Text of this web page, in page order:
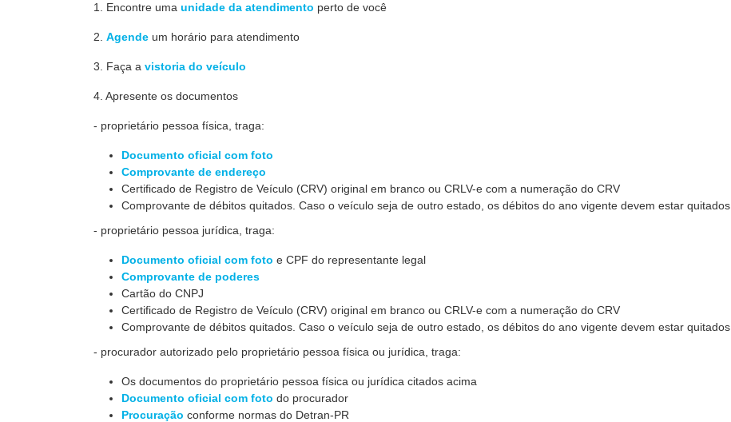
1. Encontre uma unidade da atendimento perto de você
2. Agende um horário para atendimento
3. Faça a vistoria do veículo
4. Apresente os documentos
- proprietário pessoa física, traga:
Documento oficial com foto
Comprovante de endereço
Certificado de Registro de Veículo (CRV) original em branco ou CRLV-e com a numeração do CRV
Comprovante de débitos quitados. Caso o veículo seja de outro estado, os débitos do ano vigente devem estar quitados
- proprietário pessoa jurídica, traga:
Documento oficial com foto e CPF do representante legal
Comprovante de poderes
Cartão do CNPJ
Certificado de Registro de Veículo (CRV) original em branco ou CRLV-e com a numeração do CRV
Comprovante de débitos quitados. Caso o veículo seja de outro estado, os débitos do ano vigente devem estar quitados
- procurador autorizado pelo proprietário pessoa física ou jurídica, traga:
Os documentos do proprietário pessoa física ou jurídica citados acima
Documento oficial com foto do procurador
Procuração conforme normas do Detran-PR